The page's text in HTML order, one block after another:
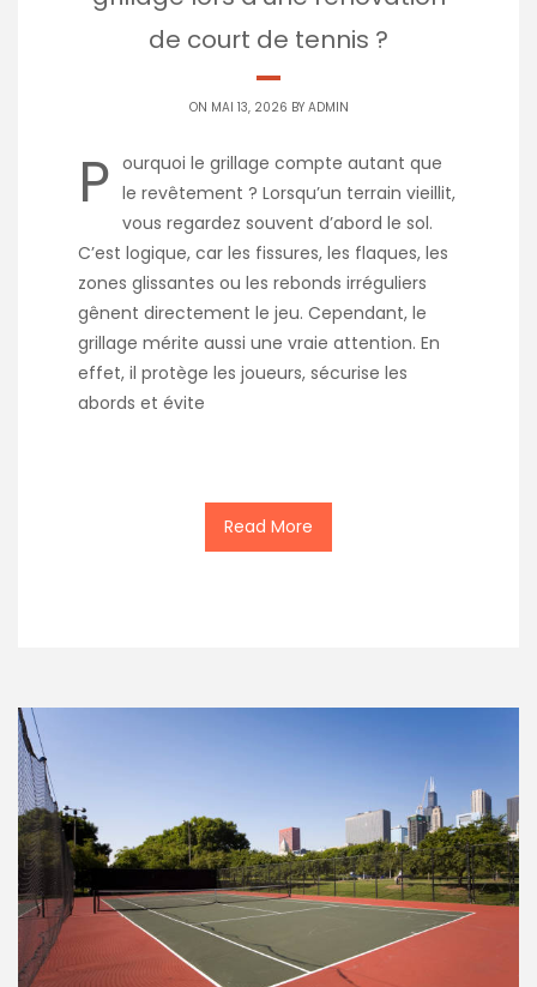
de court de tennis ?
ON MAI 13, 2026 BY ADMIN
P ourquoi le grillage compte autant que
le revêtement ? Lorsqu’un terrain vieillit,
vous regardez souvent d’abord le sol.
C’est logique, car les fissures, les flaques, les
zones glissantes ou les rebonds irréguliers
gênent directement le jeu. Cependant, le
grillage mérite aussi une vraie attention. En
effet, il protège les joueurs, sécurise les
abords et évite
Read More